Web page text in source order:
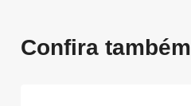
Confira também